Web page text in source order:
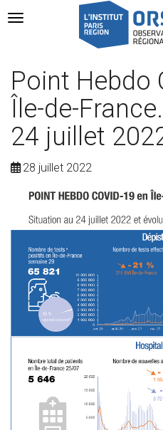
Navigation Toggle
Point Hebdo
Île-de-
24 juillet
28 juillet 2022